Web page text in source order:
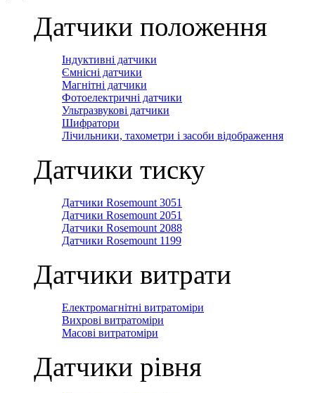
Датчики положення
Індуктивні датчики
Ємнісні датчики
Магнітні датчики
Фотоелектричні датчики
Ультразвукові датчики
Шифратори
Лічильники, тахометри і засоби відображення
Датчики тиску
Датчики Rosemount 3051
Датчики Rosemount 2051
Датчики Rosemount 2088
Датчики Rosemount 1199
Датчики витрати
Електромагнітні витратоміри
Вихрові витратоміри
Масові витратоміри
Датчики рівня